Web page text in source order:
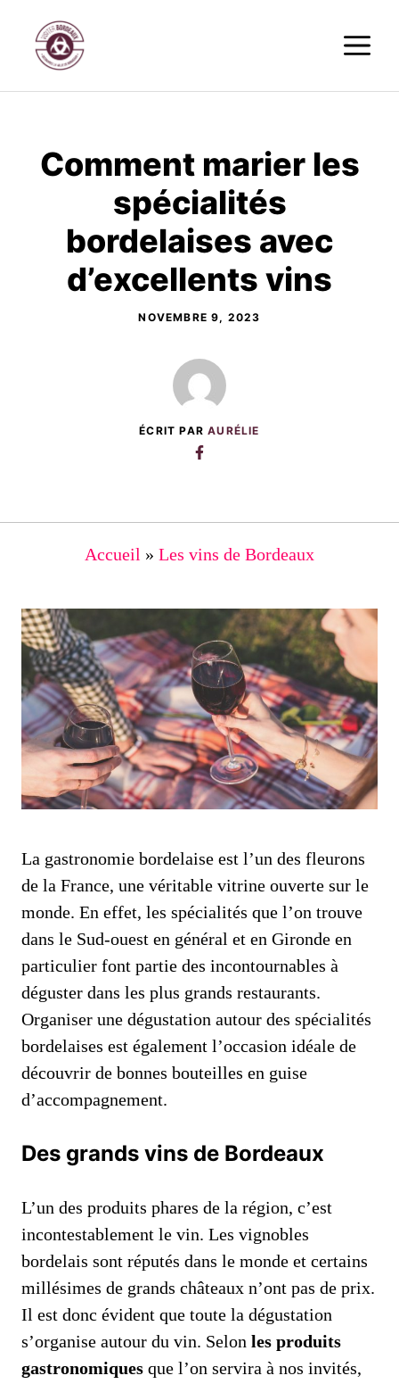
contenu
Comment marier les
spécialités
bordelaises avec
d’excellents vins
NOVEMBRE 9, 2023
ÉCRIT PARAURÉLIE
Accueil » Les vins de Bordeaux
La gastronomie bordelaise est l’un des fleurons
de la France, une véritable vitrine ouverte sur le
monde. En effet, les spécialités que l’on trouve
dans le Sud-ouest en général et en Gironde en
particulier font partie des incontournables à
déguster dans les plus grands restaurants.
Organiser une dégustation autour des spécialités
bordelaises est également l’occasion idéale de
découvrir de bonnes bouteilles en guise
d’accompagnement.
Des grands vins de Bordeaux
L’un des produits phares de la région, c’est
incontestablement le vin. Les vignobles
bordelais sont réputés dans le monde et certains
millésimes de grands châteaux n’ont pas de prix.
Il est donc évident que toute la dégustation
s’organise autour du vin. Selon les produits
gastronomiques que l’on servira à nos invités,